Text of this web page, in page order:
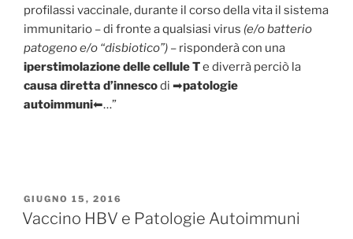
profilassi vaccinale, durante il corso della vita il sistema
immunitario – di fronte a qualsiasi virus (e/o batterio
patogeno e/o “disbiotico”) – risponderà con una
iperstimolazione delle cellule Te diverrà perciò la
causa diretta d’innescodi ➡patologie
autoimmuni⬅…”
PUBBLICATO
IL
GIUGNO 15, 2016
Vaccino HBV e Patologie Autoimmuni